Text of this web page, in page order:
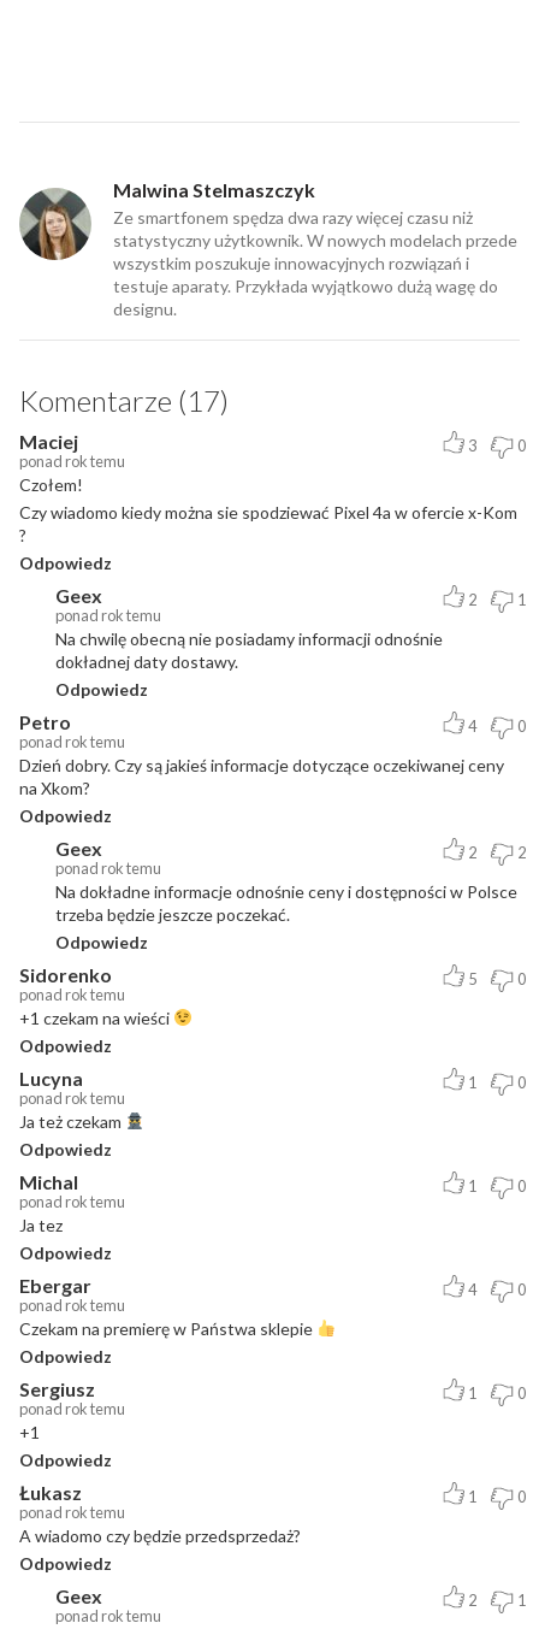
Malwina Stelmaszczyk
Ze smartfonem spędza dwa razy więcej czasu niż
statystyczny użytkownik. W nowych modelach przede
wszystkim poszukuje innowacyjnych rozwiązań i
testuje aparaty. Przykłada wyjątkowo dużą wagę do
designu.
Komentarze (17)
Maciej
ponad rok temu
3 0
Czołem!
Czy wiadomo kiedy można sie spodziewać Pixel 4a w ofercie x-Kom
?
Odpowiedz
Geex
ponad rok temu
2 1
Na chwilę obecną nie posiadamy informacji odnośnie
dokładnej daty dostawy.
Odpowiedz
Petro
ponad rok temu
4 0
Dzień dobry. Czy są jakieś informacje dotyczące oczekiwanej ceny
na Xkom?
Odpowiedz
Geex
ponad rok temu
2 2
Na dokładne informacje odnośnie ceny i dostępności w Polsce
trzeba będzie jeszcze poczekać.
Odpowiedz
Sidorenko
ponad rok temu
5 0
+1 czekam na wieści
Odpowiedz
Lucyna
ponad rok temu
1 0
Ja też czekam
Odpowiedz
Michal
ponad rok temu
1 0
Ja tez
Odpowiedz
Ebergar
ponad rok temu
4 0
Czekam na premierę w Państwa sklepie
Odpowiedz
Sergiusz
ponad rok temu
1 0
+1
Odpowiedz
Łukasz
ponad rok temu
1 0
A wiadomo czy będzie przedsprzedaż?
Odpowiedz
Geex
ponad rok temu
2 1